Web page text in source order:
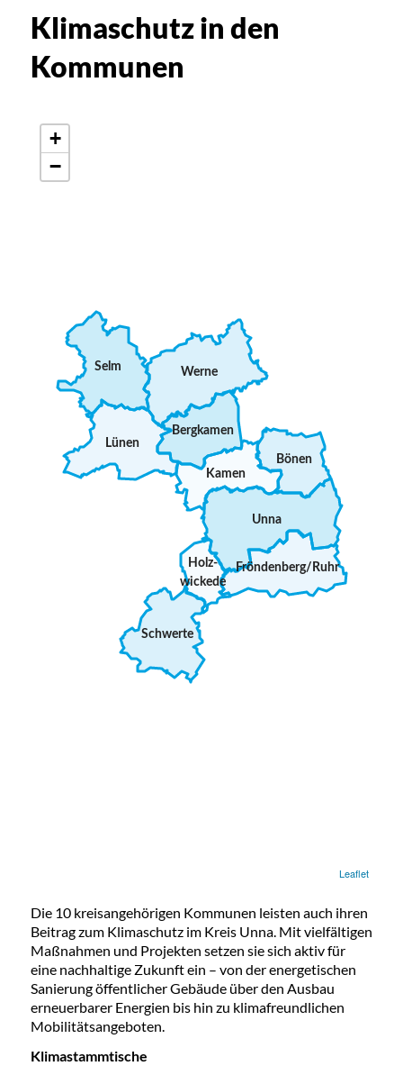
Klimaschutz in den
Kommunen
Die 10 kreisangehörigen Kommunen leisten auch ihren
Beitrag zum Klimaschutz im Kreis Unna. Mit vielfältigen
Maßnahmen und Projekten setzen sie sich aktiv für
eine nachhaltige Zukunft ein – von der energetischen
Sanierung öffentlicher Gebäude über den Ausbau
erneuerbarer Energien bis hin zu klimafreundlichen
Mobilitätsangeboten.
Klimastammtische